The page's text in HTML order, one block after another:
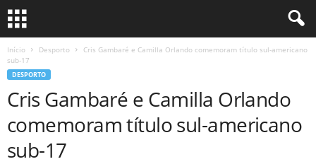
Início Desporto
Cris Gambaré e Camilla Orlando comemoram título sul-americano
sub-17
DESPORTO
Cris Gambaré e Camilla Orlando
comemoram título sul-americano
sub-17